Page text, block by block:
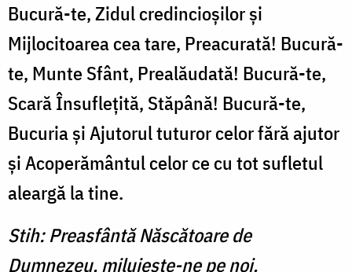
Bucură-te, Zidul credincioşilor şi
Mijlocitoarea cea tare, Preacurată! Bucură-
te, Munte Sfânt, Prealăudată! Bucură-te,
Scară Însufleţită, Stăpână! Bucură-te,
Bucuria şi Ajutorul tuturor celor fără ajutor
şi Acoperământul celor ce cu tot sufletul
aleargă la tine.
Stih: Preasfântă Născătoare de
Dumnezeu, miluieşte-ne pe noi.